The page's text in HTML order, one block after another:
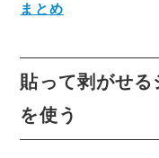
まとめ
貼って剥がせ
を使う